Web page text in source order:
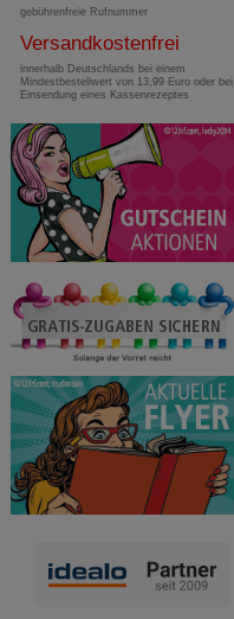
gebührenfreie Rufnummer
Versandkostenfrei
innerhalb Deutschlands bei einem
Mindestbestellwert von 13,99 Euro oder bei
Einsendung eines Kassenrezeptes